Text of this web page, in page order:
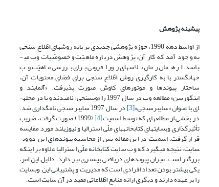
پیشینه پژوهش
از اواسط دهه 1990، حوزة پژوهشی جدیدی بر پایه روشهای اطّلاع سنجی
به وجود آمد که کار آن، پژوهش درباره ماهیّت و خصوصّیات وب می­
باشد. از همان زمان تلاشهای روز افزونی برای بررسی ماهیّت وب
جهانگستر با به کارگیری روش اطّلاع سنجی برای فضای محتویات آن‌‍،
ساختار پیوندها و موتورهای کاوش صورت پذیرفت. «آلمایند و
اینگورسن» مطالعه وب در سال 1997 را «وب­سنجی» نامیدند و یا در مجله­
ای با عنوان «سایبرسنجی»[3] در سال 1997 سایبر سنجی نامگذاری شد.
در بخشی از مطالعه­ای که توسط اسمیت[4] (1999) صورت گرفت، ضریب
تأثیرگذاری وب­سایتهای کتابخانه­های ملّی استرالیا و نیوزیلند مورد مقایسه
قرار گرفت. اسمیت در این مقاله پس از محاسبه پیوندهای این دو وب­
سایت، نتیجه می­گیرد که وب سایت کتابخانه ملّی استرالیا علاوه بر اینکه
بزرگتر است، میزان پیوندهای دریافتی بیشتری نیز دارد. دلایل این امر،
یکی بیشتر بودن تعداد افرادی است که مدیریت و پشتیبانی این وب­سایت
را بر عهده دارند و دیگری ارائه منابع اطّلاعاتی مفید در آن سایت است.